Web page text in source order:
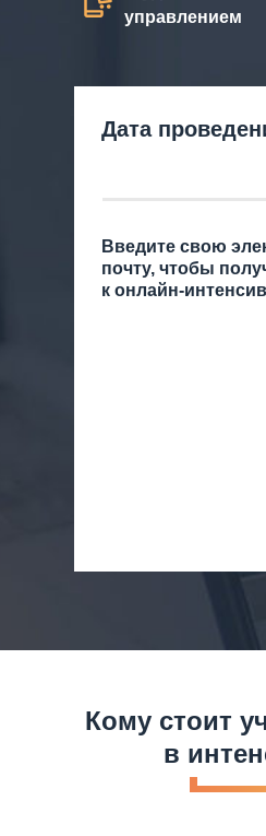
управлением
Дата
Введите свою
почту, чтобы
к онлайн-
Кому стоит
в